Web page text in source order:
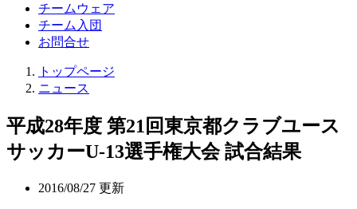
チームウェア
チーム入団
お問合せ
トップページ
ニュース
平成28年度 第21回東京都クラブユース
サッカーU-13選手権大会 試合結果
2016/08/27 更新